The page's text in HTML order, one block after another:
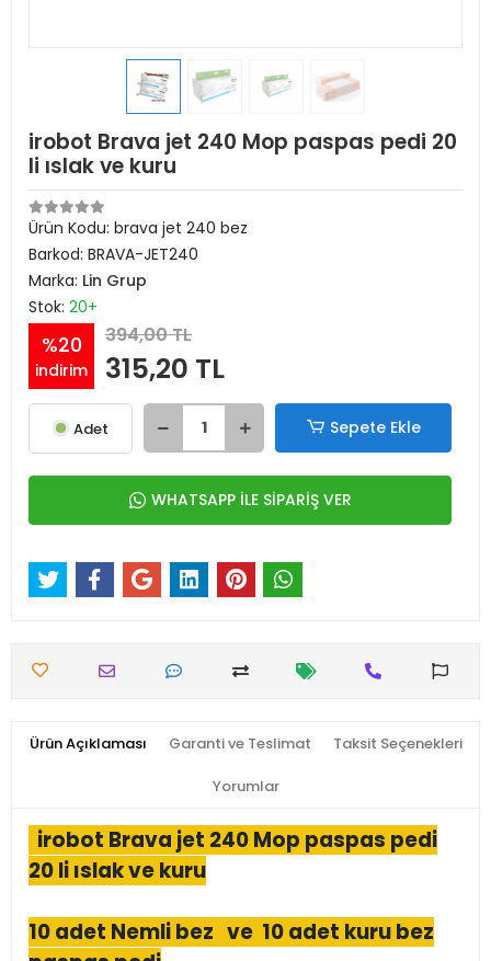
irobot Brava jet 240 Mop paspas pedi 20
li ıslak ve kuru
Ürün Kodu: brava jet 240 bez
Barkod: BRAVA-JET240
Marka: Lin Grup
Stok: 20+
%20
indirim
394,00 TL
315,20 TL
Adet Sepete Ekle
WHATSAPP İLE SİPARİŞ VER
Ürün Açıklaması Garanti ve Teslimat Taksit Seçenekleri
Yorumlar
irobot Brava jet 240 Mop paspas pedi
20 li ıslak ve kuru
10 adet Nemli bez ve 10 adet kuru bez